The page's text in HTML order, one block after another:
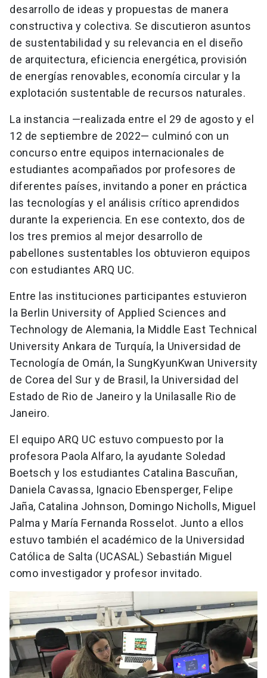
desarrollo de ideas y propuestas de manera
constructiva y colectiva. Se discutieron asuntos
de sustentabilidad y su relevancia en el diseño
de arquitectura, eficiencia energética, provisión
de energías renovables, economía circular y la
explotación sustentable de recursos naturales.
La instancia —realizada entre el 29 de agosto y el
12 de septiembre de 2022— culminó con un
concurso entre equipos internacionales de
estudiantes acompañados por profesores de
diferentes países, invitando a poner en práctica
las tecnologías y el análisis crítico aprendidos
durante la experiencia. En ese contexto, dos de
los tres premios al mejor desarrollo de
pabellones sustentables los obtuvieron equipos
con estudiantes ARQ UC.
Entre las instituciones participantes estuvieron
la Berlin University of Applied Sciences and
Technology de Alemania, la Middle East Technical
University Ankara de Turquía, la Universidad de
Tecnología de Omán, la SungKyunKwan University
de Corea del Sur y de Brasil, la Universidad del
Estado de Rio de Janeiro y la Unilasalle Rio de
Janeiro.
El equipo ARQ UC estuvo compuesto por la
profesora Paola Alfaro, la ayudante Soledad
Boetsch y los estudiantes Catalina Bascuñan,
Daniela Cavassa, Ignacio Ebensperger, Felipe
Jaña, Catalina Johnson, Domingo Nicholls, Miguel
Palma y María Fernanda Rosselot. Junto a ellos
estuvo también el académico de la Universidad
Católica de Salta (UCASAL) Sebastián Miguel
como investigador y profesor invitado.